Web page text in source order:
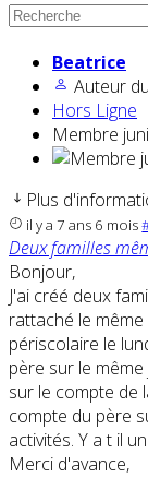
Beatrice
Auteur
Hors Ligne
Membre
Plus
il y a 7 ans 6 mois
Deux familles
Bonjour,
J'ai créé deux
rattaché le
périscolaire le
père sur le
sur le compte de
compte du père
activités. Y a t il
Merci d'avance,